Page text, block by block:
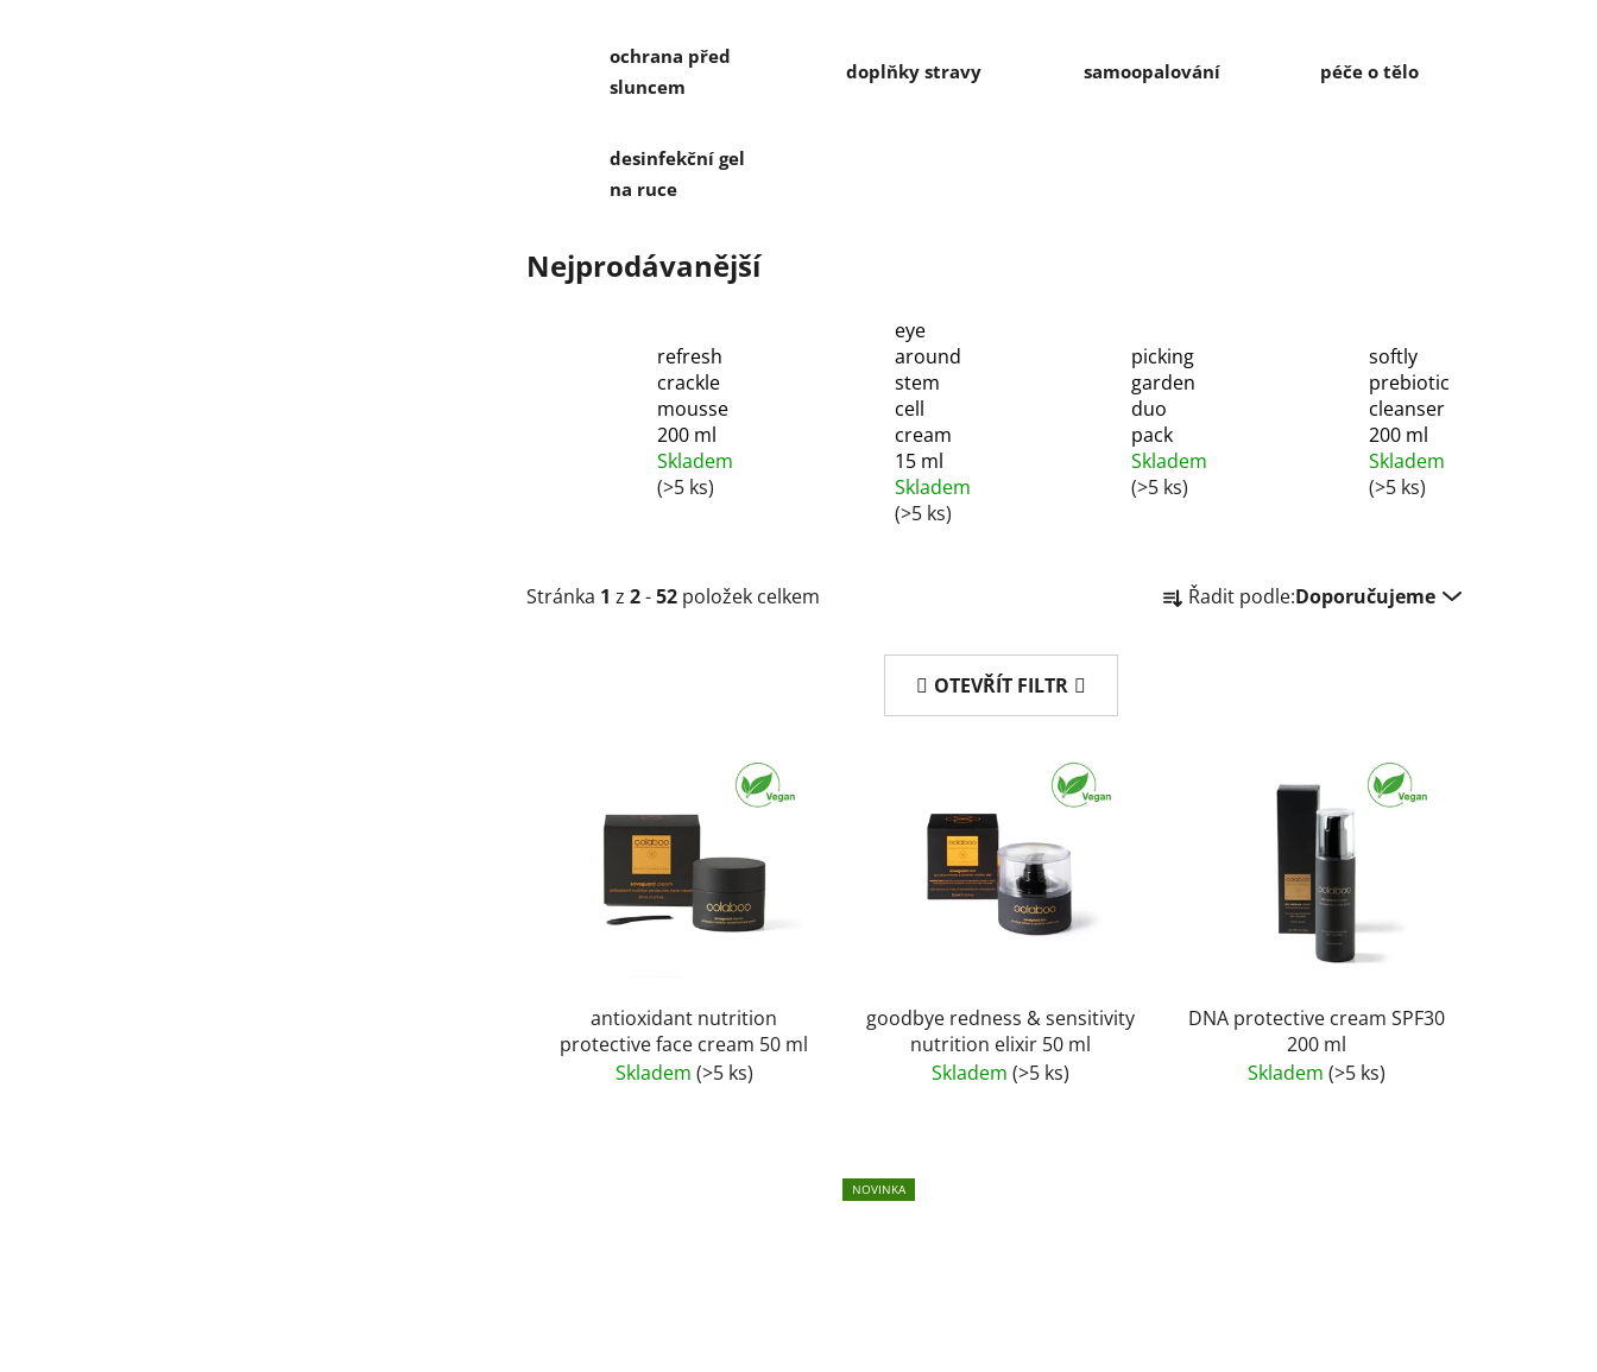
ochrana před
sluncem
doplňky stravy samoopalování péče o tělo
desinfekční gel
na ruce
Nejprodávanější
refresh
crackle
mousse
200 ml
Skladem
(>5 ks)
eye
around
stem
cell
cream
15 ml
Skladem
(>5 ks)
picking
garden
duo
pack
Skladem
(>5 ks)
softly
prebiotic
cleanser
200 ml
Skladem
(>5 ks)
Stránka 1 z 2-52 položek celkem a Řadit podle:Doporučujeme
OTEVŘÍT FILTR
antioxidant nutrition
protective face cream 50 ml
Skladem (>5 ks)
goodbye redness & sensitivity
nutrition elixir 50 ml
Skladem (>5 ks)
DNA protective cream SPF30
200 ml
Skladem (>5 ks)
NOVINKA